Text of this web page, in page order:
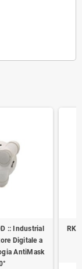
:: Industrial
Digitale a
AntiMask